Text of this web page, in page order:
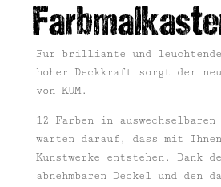
Für brilliante und
hoher Deckkraft sorgt der
von KUM.
12 Farben in auswechselbaren
warten darauf, dass mit
Kunstwerke entstehen. Dank
abnehmbaren Deckel und den